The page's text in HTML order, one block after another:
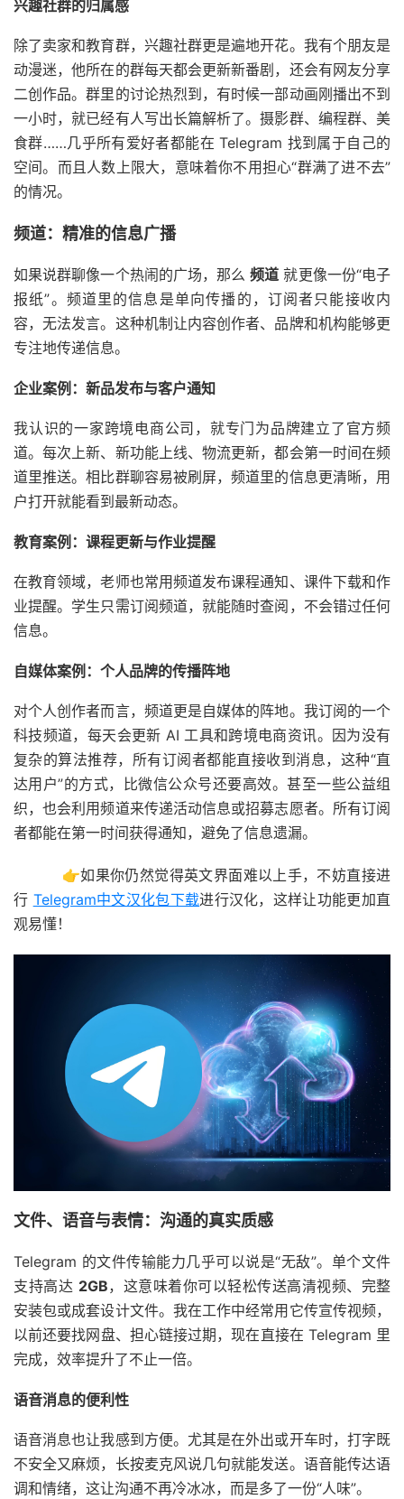
兴趣社群的归属感
除了卖家和教育群，兴趣社群更是遍地开花。我有个朋友是
动漫迷，他所在的群每天都会更新新番剧，还会有网友分享
二创作品。群里的讨论热烈到，有时候一部动画刚播出不到
一小时，就已经有人写出长篇解析了。摄影群、编程群、美
食群……几乎所有爱好者都能在 Telegram 找到属于自己的
空间。而且人数上限大，意味着你不用担心“群满了进不去”
的情况。
频道：精准的信息广播
如果说群聊像一个热闹的广场，那么频道 就更像一份“电子
报纸”。频道里的信息是单向传播的，订阅者只能接收内
容，无法发言。这种机制让内容创作者、品牌和机构能够更
专注地传递信息。
企业案例：新品发布与客户通知
我认识的一家跨境电商公司，就专门为品牌建立了官方频
道。每次上新、新功能上线、物流更新，都会第一时间在频
道里推送。相比群聊容易被刷屏，频道里的信息更清晰，用
户打开就能看到最新动态。
教育案例：课程更新与作业提醒
在教育领域，老师也常用频道发布课程通知、课件下载和作
业提醒。学生只需订阅频道，就能随时查阅，不会错过任何
信息。
自媒体案例：个人品牌的传播阵地
对个人创作者而言，频道更是自媒体的阵地。我订阅的一个
科技频道，每天会更新 AI 工具和跨境电商资讯。因为没有
复杂的算法推荐，所有订阅者都能直接收到消息，这种“直
达用户”的方式，比微信公众号还要高效。甚至一些公益组
织，也会利用频道来传递活动信息或招募志愿者。所有订阅
者都能在第一时间获得通知，避免了信息遗漏。
👉如果你仍然觉得英文界面难以上手，不妨直接进
行 Telegram中文汉化包下载进行汉化，这样让功能更加直
观易懂！
文件、语音与表情：沟通的真实质感
Telegram 的文件传输能力几乎可以说是“无敌”。单个文件
支持高达 2GB，这意味着你可以轻松传送高清视频、完整
安装包或成套设计文件。我在工作中经常用它传宣传视频，
以前还要找网盘、担心链接过期，现在直接在 Telegram 里
完成，效率提升了不止一倍。
语音消息的便利性
语音消息也让我感到方便。尤其是在外出或开车时，打字既
不安全又麻烦，长按麦克风说几句就能发送。语音能传达语
调和情绪，这让沟通不再冷冰冰，而是多了一份“人味”。